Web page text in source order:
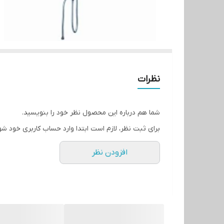
نظرات
شما هم درباره این محصول نظر خود را بنویسید.
برای ثبت نظر، لازم است ابتدا وارد حساب کاربری خود
افزودن نظر